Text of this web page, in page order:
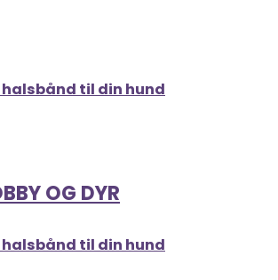
til din hund
OG DYR
til din hund